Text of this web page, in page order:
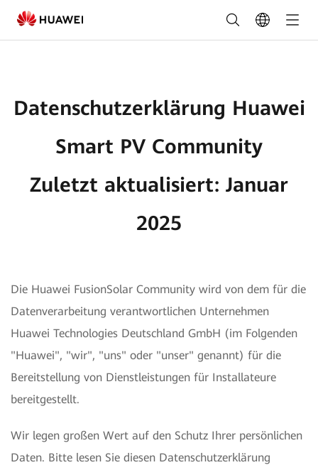
Datenschutzerklärung
Huawei
PV
Community
Zuletzt
aktualisiert:
Datenschutzerklärung Huawei
Smart PV Community
Zuletzt aktualisiert: Januar
2025
Die Huawei FusionSolar Community wird von dem für die
Datenverarbeitung verantwortlichen Unternehmen
Huawei Technologies Deutschland GmbH (im Folgenden
"Huawei", "wir", "uns" oder "unser" genannt) für die
Bereitstellung von Dienstleistungen für Installateure
bereitgestellt.
Wir legen großen Wert auf den Schutz Ihrer persönlichen
Daten. Bitte lesen Sie diesen Datenschutzerklärung